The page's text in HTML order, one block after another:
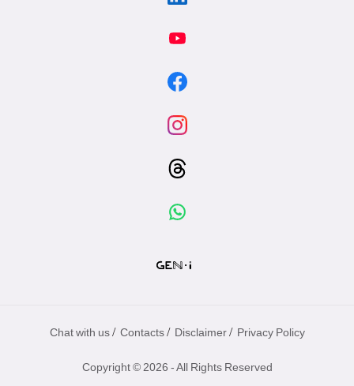
Chat with us / Contacts / Disclaimer / Privacy Policy
Copyright © 2026 - All Rights Reserved